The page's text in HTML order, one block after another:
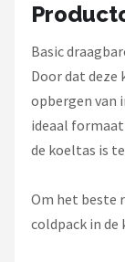
Benson
Basic
Door dat deze
opbergen van
ideaal
de koeltas is
Om het beste
coldpack in